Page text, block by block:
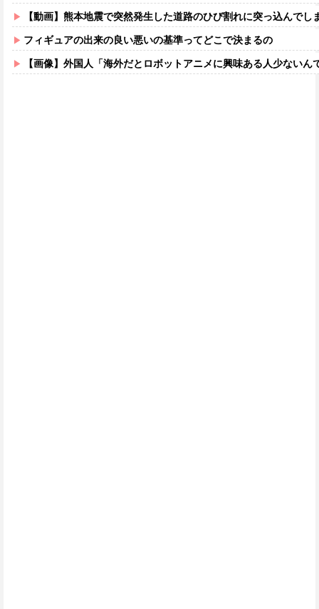
【動画】熊本地震で突然発生した道路のひび割れに突っ込んでし
フィギュアの出来の良い悪いの基準ってどこで決まるの
【画像】外国人「海外だとロボットアニメに興味ある人少ないん